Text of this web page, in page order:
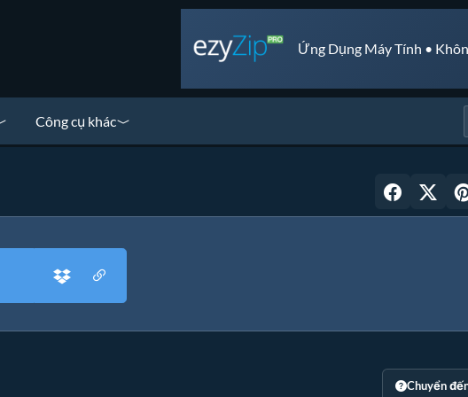
Ứng Dụng Máy Tính •
Công cụ khác
Chuyển